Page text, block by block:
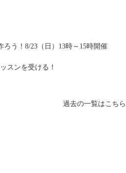
う！8/23（日）13時～15時開催
スンを受ける！
過去の一覧はこちら